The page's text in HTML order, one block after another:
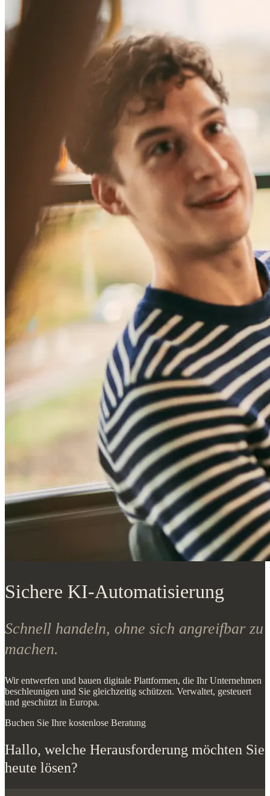
Sichere KI-Automatisierung
Schnell handeln, ohne sich angreifbar zu
machen.
Wir entwerfen und bauen digitale Plattformen, die Ihr Unternehmen
beschleunigen und Sie gleichzeitig schützen. Verwaltet, gesteuert
und geschützt in Europa.
Buchen Sie Ihre kostenlose Beratung
Hallo, welche Herausforderung möchten Sie
heute lösen?